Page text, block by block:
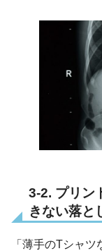
3-2. プリン
きない落と
「薄手のTシャ